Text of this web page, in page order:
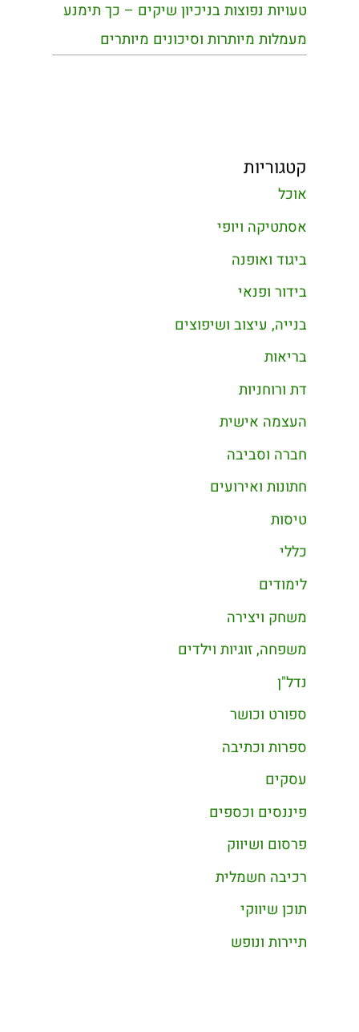
טעויות נפוצות בניכיון שיקים – כך תימנע
מעמלות מיותרות וסיכונים מיותרים
קטגוריות
אוכל
אסתטיקה ויופי
ביגוד ואופנה
בידור ופנאי
בנייה, עיצוב ושיפוצים
בריאות
דת ורוחניות
העצמה אישית
חברה וסביבה
חתונות ואירועים
טיסות
כללי
לימודים
משחק ויצירה
משפחה, זוגיות וילדים
נדל"ן
ספורט וכושר
ספרות וכתיבה
עסקים
פיננסים וכספים
פרסום ושיווק
רכיבה חשמלית
תוכן שיווקי
תיירות ונופש